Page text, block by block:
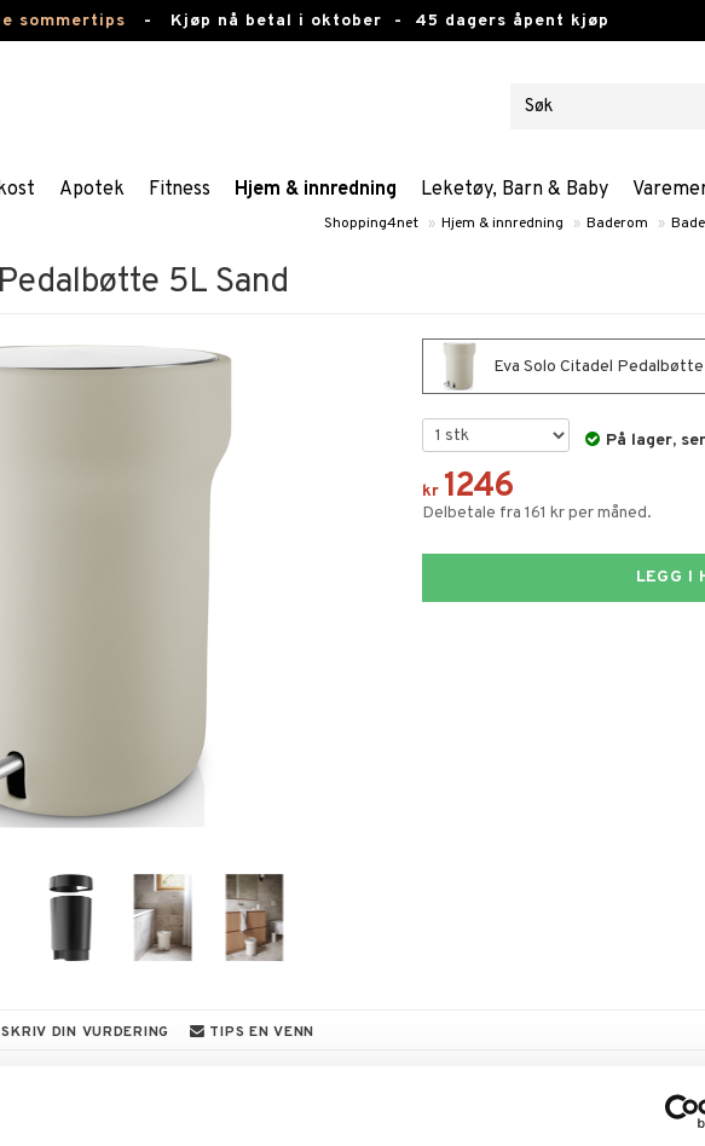
sommertips - Kjøp nå betal i oktober - 45 dagers åpent kjøp
Apotek Fitness Hjem & innredning Leketøy, Barn & Baby
Shopping4net » Hjem & innredning » Baderom »
5L Sand
Eva Solo Citadel
På lager,
kr 1246
Delbetale fra 161 kr per måned.
LEGG I
SKRIV DIN VURDERING TIPS EN VENN
kuppene!